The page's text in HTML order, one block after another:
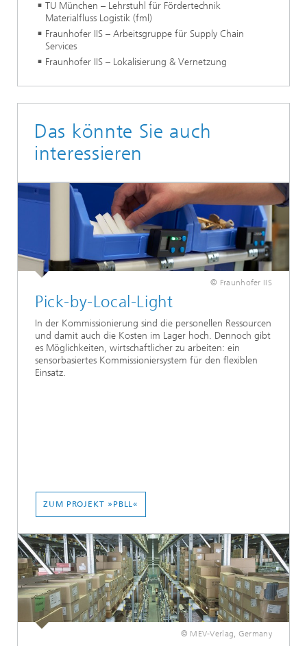
TU München – Lehrstuhl für Fördertechnik
Materialfluss Logistik (fml)
Fraunhofer IIS – Arbeitsgruppe für Supply Chain
Services
Fraunhofer IIS – Lokalisierung & Vernetzung
Das könnte Sie auch
interessieren
© Fraunhofer IIS
Pick-by-Local-Light
In der Kommissionierung sind die personellen Ressourcen
und damit auch die Kosten im Lager hoch. Dennoch gibt
es Möglichkeiten, wirtschaftlicher zu arbeiten: ein
sensorbasiertes Kommissioniersystem für den flexiblen
Einsatz.
ZUM PROJEKT »PBLL«
© MEV-Verlag, Germany